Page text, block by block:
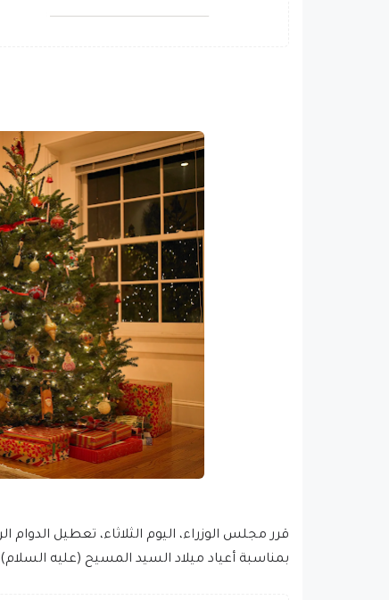
بمناسبة أعياد ميلاد السيد المسيح (عليه السلام)